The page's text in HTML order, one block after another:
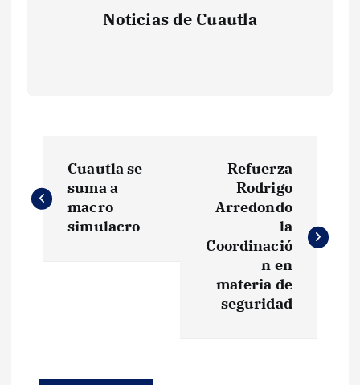
Noticias de Cuautla
a
Cuautla se
suma a
macro
simulacro
Refuerza
Rodrigo
Arredondo
la
Coordinació
n en
materia de
seguridad